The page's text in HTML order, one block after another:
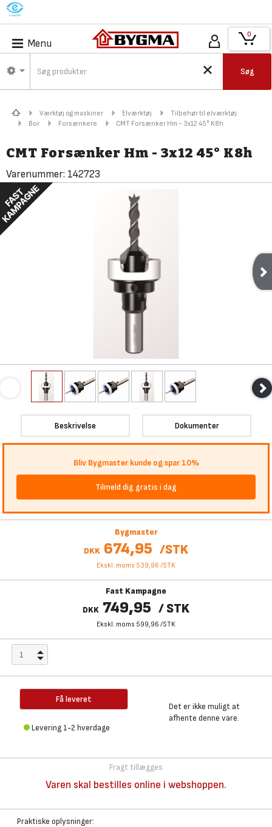
M
Menu
Søg
0
Værktøj og maskiner Elværktøj
Tilbehør til elværktøj
Bor
Forsænkere CMT Forsænker Hm - 3x12 45° K8h
CMT Forsænker Hm - 3x12 45° K8h
Varenummer: 142723
Beskrivelse Dokumenter
Bliv Bygmaster kunde og spar 10%
Tilmeld dig gratis i dag
Bygmaster
DKK 674,95 /STK
Ekskl. moms 539,96 /STK
Fast Kampagne
DKK 749,95 /STK
Ekskl. moms 599,96 /STK
Få leveret
Levering 1-2 hverdage
Det er ikke muligt at
afhente denne vare.
Fragt tillægges
Varen skal bestilles online i webshoppen.
Praktiske oplysninger: